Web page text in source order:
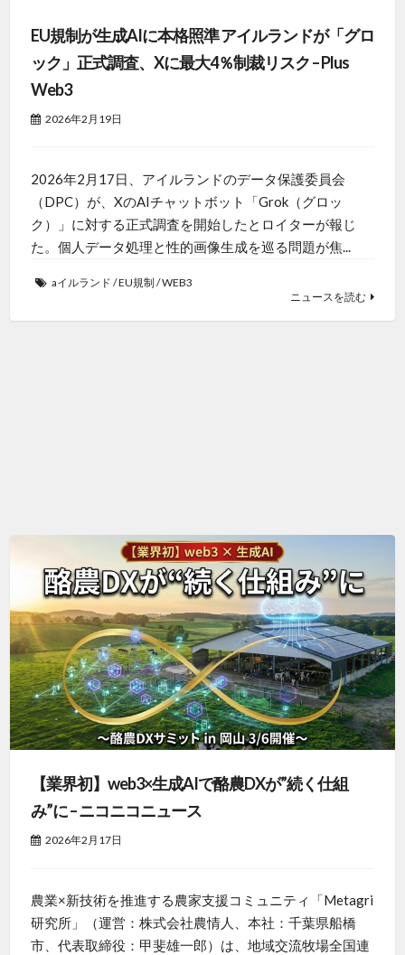
EU規制が生成AIに本格照準 アイルランドが「グロ
ック」正式調査、Xに最大4％制裁リスク – Plus
Web3
2026年2月19日
2026年2月17日、アイルランドのデータ保護委員会
（DPC）が、XのAIチャットボット「Grok（グロッ
ク）」に対する正式調査を開始したとロイターが報じ
た。個人データ処理と性的画像生成を巡る問題が焦...
aイルランド /EU規制 /WEB3
ニュースを読む
【業界初】web3×生成AIで酪農DXが”続く仕組
み”に – ニコニコニュース
2026年2月17日
農業×新技術を推進する農家支援コミュニティ「Metagri
研究所」（運営：株式会社農情人、本社：千葉県船橋
市、代表取締役：甲斐雄一郎）は、地域交流牧場全国連